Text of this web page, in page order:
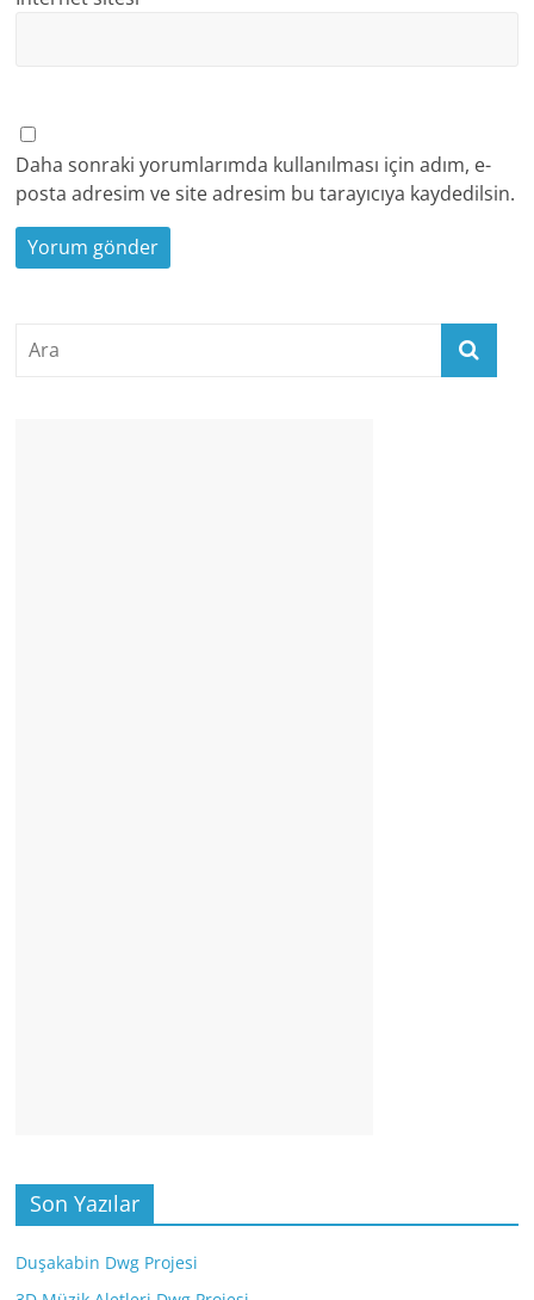
Daha sonraki yorumlarımda kullanılması için adım, e-
posta adresim ve site adresim bu tarayıcıya kaydedilsin.
Son Yazılar
Duşakabin Dwg Projesi